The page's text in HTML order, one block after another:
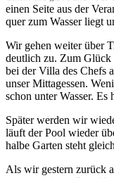
einen Seite aus der
quer zum Wasser liegt
Wir gehen weiter über
deutlich zu. Zum
bei der Villa des Chefs
unser Mittagessen.
schon unter Wasser.
Später werden wir
läuft der Pool wieder
halbe Garten steht
Als wir gestern zurück